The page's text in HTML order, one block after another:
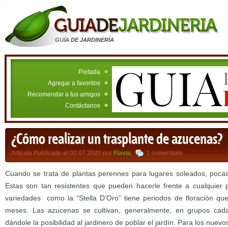
GUÍA DE JARDINERÍA
Portada
Agregar a favoritos
Recomendar a tus amigos
Contáctanos
¿Cómo realizar un trasplante de azucenas?
Artículo Publicado el 02.07.2020 por Flavia, 1 comentario
Cuando se trata de plantas perennes para lugares soleados,
Estas son tan resistentes que pueden hacerle frente a cualquier
variedades como la “Stella D’Oro” tiene periodos de floración
meses. Las azucenas se cultivan, generalmente, en grupos
dándole la posibilidad al jardinero de poblar el jardín. Para los